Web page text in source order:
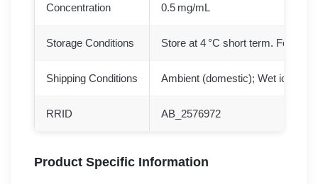
Concentration 0.5 mg/mL
Storage Conditions Store at 4 °C short term. For
Shipping Conditions Ambient (domestic); Wet ice
RRID AB_2576972
Product Specific Information